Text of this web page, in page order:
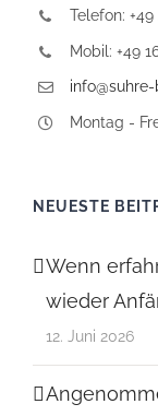
Telefon:
Mobil: +49
Montag -
NEUESTE
Wenn
wieder
12. Juni 2026